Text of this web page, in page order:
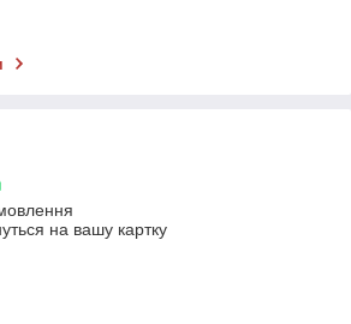
на вашу картку